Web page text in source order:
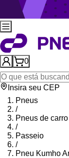
0
Insira seu CEP
Pneus
/
Pneus de carro
/
Passeio
/
Pneu Kumho